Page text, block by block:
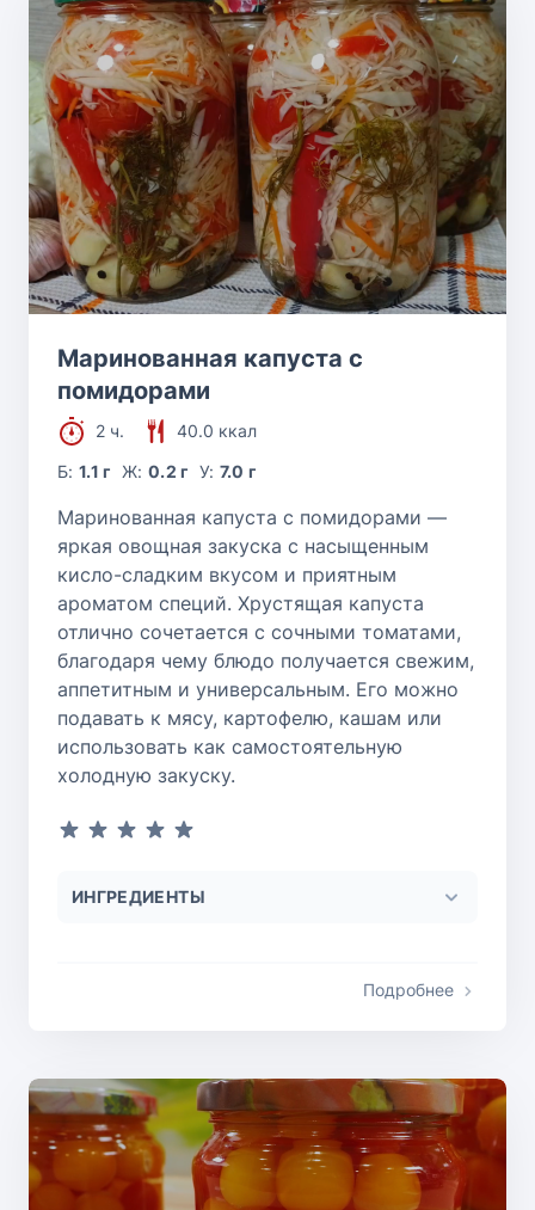
Маринованная капуста с
помидорами
2 ч.
40.0 ккал
Б:1.1 г Ж: 0.2 г У: 7.0 г
Маринованная капуста с помидорами —
яркая овощная закуска с насыщенным
кисло-сладким вкусом и приятным
ароматом специй. Хрустящая капуста
отлично сочетается с сочными томатами,
благодаря чему блюдо получается свежим,
аппетитным и универсальным. Его можно
подавать к мясу, картофелю, кашам или
использовать как самостоятельную
холодную закуску.
ИНГРЕДИЕНТЫ
Подробнее